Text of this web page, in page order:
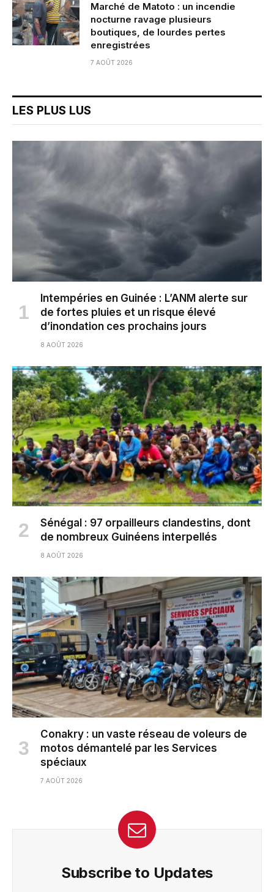
Marché de Matoto : un incendie
nocturne ravage plusieurs
boutiques, de lourdes pertes
enregistrées
7 AOÛT 2026
LES PLUS LUS
Intempéries en Guinée : L’ANM alerte sur
de fortes pluies et un risque élevé
d’inondation ces prochains jours
8 AOÛT 2026
Sénégal : 97 orpailleurs clandestins, dont
de nombreux Guinéens interpellés
8 AOÛT 2026
Conakry : un vaste réseau de voleurs de
motos démantelé par les Services
spéciaux
7 AOÛT 2026
Subscribe to Updates